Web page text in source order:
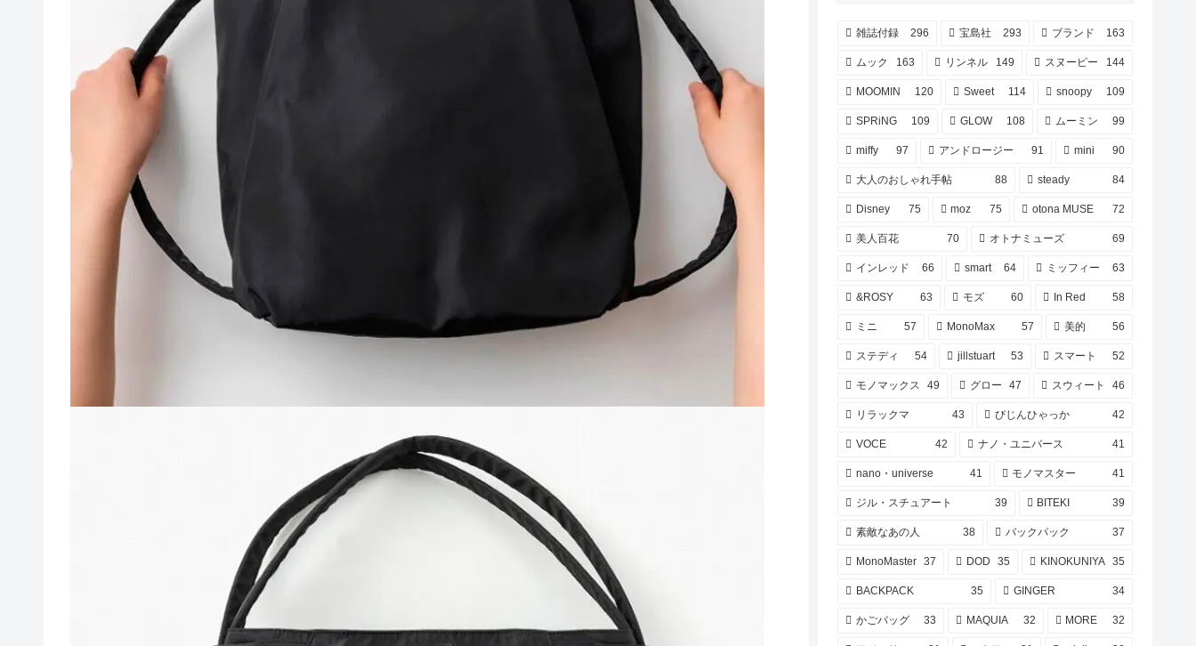
雑誌付録 296 宝島社 293 ブランド 163
ムック 163 リンネル 149 スヌーピー 144
MOOMIN 120 Sweet 114 snoopy 109
SPRiNG 109 GLOW 108 ムーミン 99
miffy 97 アンドロージー 91 mini 90
大人のおしゃれ手帖 88 steady 84
Disney 75 moz 75 otona MUSE 72
美人百花 70 オトナミューズ 69
インレッド 66 smart 64 ミッフィー 63
&ROSY 63 モズ 60 In Red 58
ミニ 57 MonoMax 57 美的 56
ステディ 54 jillstuart 53 スマート 52
モノマックス 49 グロー 47 スウィート 46
リラックマ 43 びじんひゃっか 42
VOCE 42 ナノ・ユニバース 41
nano・universe 41 モノマスター 41
ジル・スチュアート 39 BITEKI 39
素敵なあの人 38 バックパック 37
MonoMaster 37 DOD 35 KINOKUNIYA 35
BACKPACK 35 GINGER 34
かごバッグ 33 MAQUIA 32 MORE 32